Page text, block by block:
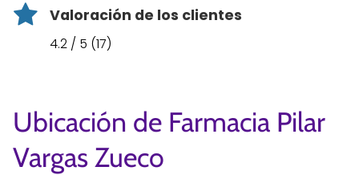
Valoración de los clientes
4.2 / 5 (17)
Ubicación de Farmacia Pilar
Vargas Zueco